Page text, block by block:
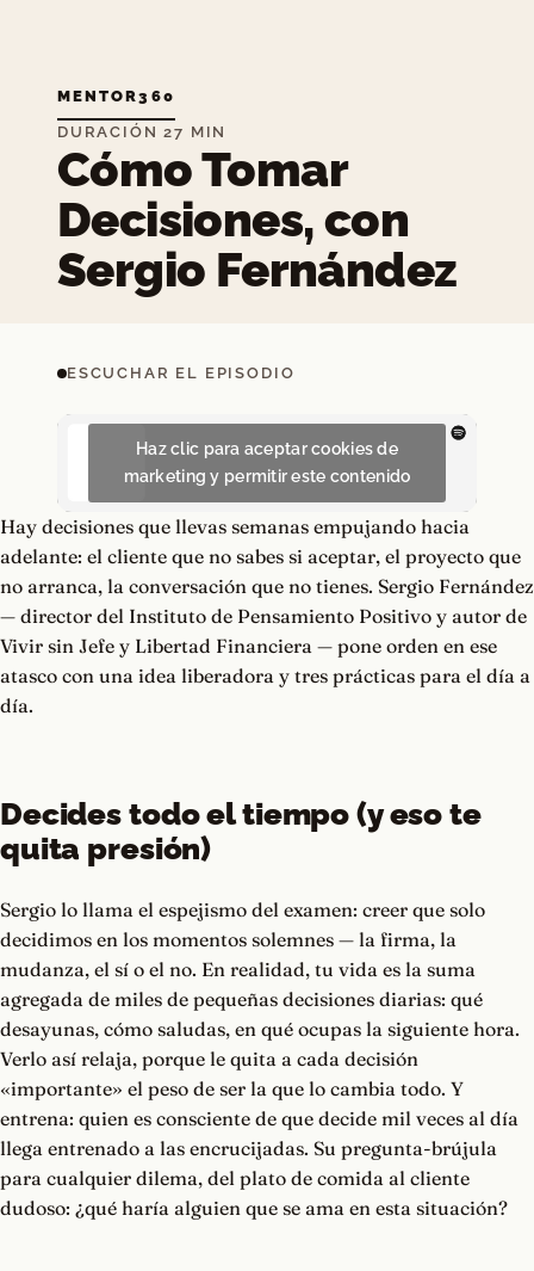
MENTOR360
DURACIÓN 27 MIN
Cómo Tomar
Decisiones, con
Sergio Fernández
ESCUCHAR EL EPISODIO
Haz clic para aceptar cookies de
marketing y permitir este contenido
Hay decisiones que llevas semanas empujando hacia
adelante: el cliente que no sabes si aceptar, el proyecto que
no arranca, la conversación que no tienes. Sergio Fernández
— director del Instituto de Pensamiento Positivo y autor de
Vivir sin Jefe y Libertad Financiera — pone orden en ese
atasco con una idea liberadora y tres prácticas para el día a
día.
Decides todo el tiempo (y eso te
quita presión)
Sergio lo llama el espejismo del examen: creer que solo
decidimos en los momentos solemnes — la firma, la
mudanza, el sí o el no. En realidad, tu vida es la suma
agregada de miles de pequeñas decisiones diarias: qué
desayunas, cómo saludas, en qué ocupas la siguiente hora.
Verlo así relaja, porque le quita a cada decisión
«importante» el peso de ser la que lo cambia todo. Y
entrena: quien es consciente de que decide mil veces al día
llega entrenado a las encrucijadas. Su pregunta-brújula
para cualquier dilema, del plato de comida al cliente
dudoso: ¿qué haría alguien que se ama en esta situación?